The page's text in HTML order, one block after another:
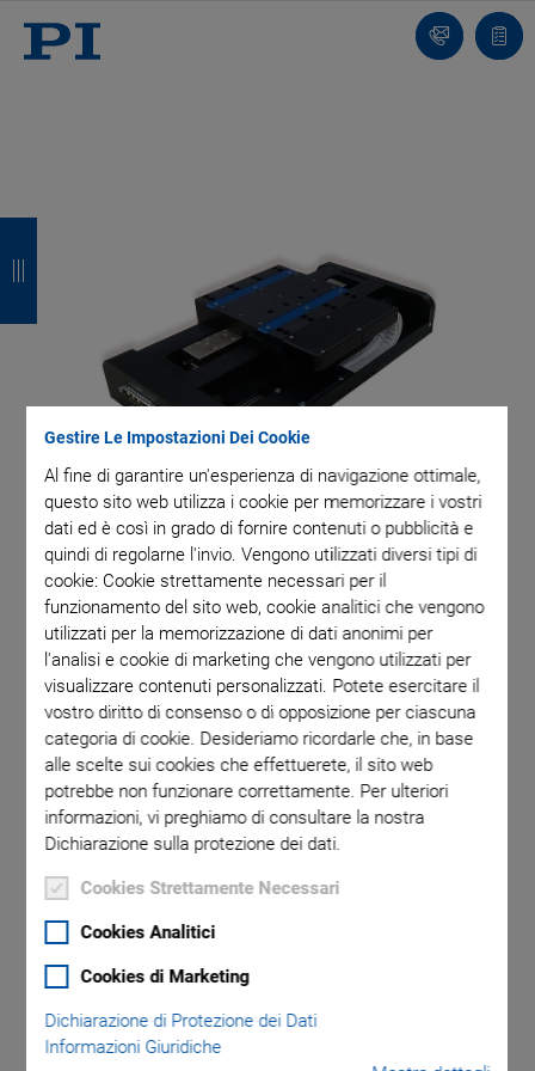
Gestire Le Impostazioni Dei Cookie
Al fine di garantire un'esperienza di navigazione ottimale,
questo sito web utilizza i cookie per memorizzare i vostri
dati ed è così in grado di fornire contenuti o pubblicità e
quindi di regolarne l'invio. Vengono utilizzati diversi tipi di
cookie: Cookie strettamente necessari per il
funzionamento del sito web, cookie analitici che vengono
utilizzati per la memorizzazione di dati anonimi per
l'analisi e cookie di marketing che vengono utilizzati per
visualizzare contenuti personalizzati. Potete esercitare il
vostro diritto di consenso o di opposizione per ciascuna
categoria di cookie. Desideriamo ricordarle che, in base
alle scelte sui cookies che effettuerete, il sito web
potrebbe non funzionare correttamente. Per ulteriori
informazioni, vi preghiamo di consultare la nostra
Dichiarazione sulla protezione dei dati.
Cookies Strettamente Necessari
Cookies Analitici
Cookies di Marketing
Dichiarazione di Protezione dei Dati
Informazioni Giuridiche
Contatto
A-121 PIglide AT1
Linear Stage with Air
Bearings
High Performance Small Footprint
Ideal for scanning applications or high-precision
e
t
r
o
e
t
r
o
e
t
r
o
e
t
r
o